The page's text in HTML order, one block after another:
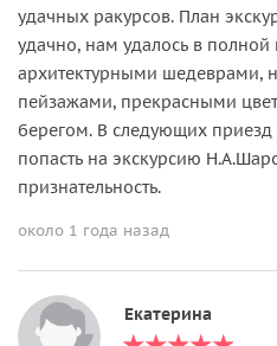
удачных ракурсов. План
удачно, нам удалось в полной
архитектурными шедеврами,
пейзажами, прекрасными
берегом. В следующих
попасть на экскурсию
признательность.
около 1 года назад
Екатерина